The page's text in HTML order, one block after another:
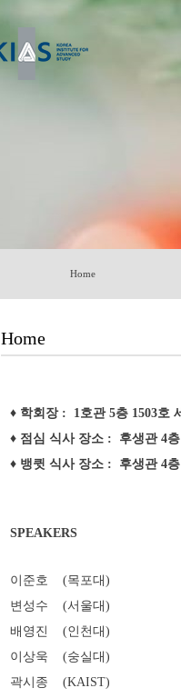
Home
Home
♦ 학회장 : 1호관 5층 1503호
♦ 점심 식사 장소 : 후생관 4
♦ 뱅큇 식사 장소 : 후생관 4
SPEAKERS
이준호 (목포대)
변성수 (서울대)
배영진 (인천대)
이상욱 (숭실대)
곽시종 (KAIST)